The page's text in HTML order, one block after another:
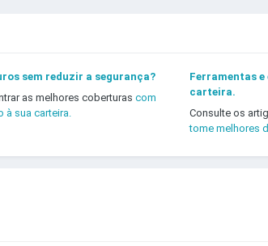
sem reduzir a segurança?
as melhores coberturascom
à sua carteira.
Ferramentas
carteira.
Consulte os
tome melhores